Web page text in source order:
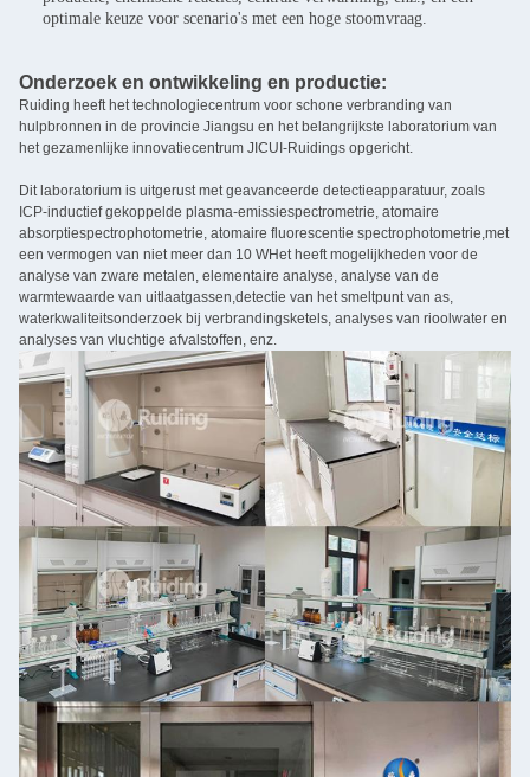
optimale keuze voor scenario's met een hoge stoomvraag.
Onderzoek en ontwikkeling en productie:
Ruiding heeft het technologiecentrum voor schone verbranding van
hulpbronnen in de provincie Jiangsu en het belangrijkste laboratorium van
het gezamenlijke innovatiecentrum JICUI-Ruidings opgericht.
Dit laboratorium is uitgerust met geavanceerde detectieapparatuur, zoals
ICP-inductief gekoppelde plasma-emissiespectrometrie, atomaire
absorptiespectrophotometrie, atomaire fluorescentie spectrophotometrie,met
een vermogen van niet meer dan 10 WHet heeft mogelijkheden voor de
analyse van zware metalen, elementaire analyse, analyse van de
warmtewaarde van uitlaatgassen,detectie van het smeltpunt van as,
waterkwaliteitsonderzoek bij verbrandingsketels, analyses van rioolwater en
analyses van vluchtige afvalstoffen, enz.